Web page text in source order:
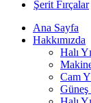
Şerit Fırçalar
Ana Sayfa
Hakkımızda
Halı
Cam
Güneş